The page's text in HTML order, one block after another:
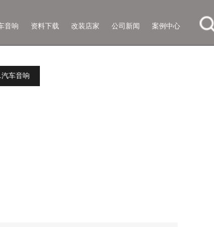
音响 资料下载 改装店家 公司新闻 案例中心
车音响